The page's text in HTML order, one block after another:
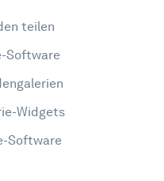
teilen
Software
Widgets
Software